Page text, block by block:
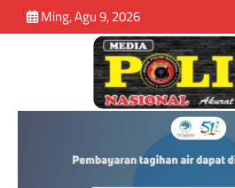
Ming, Agu 9, 2026